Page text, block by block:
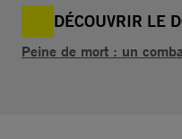
DÉCOUVRIR LE
Peine de mort : un